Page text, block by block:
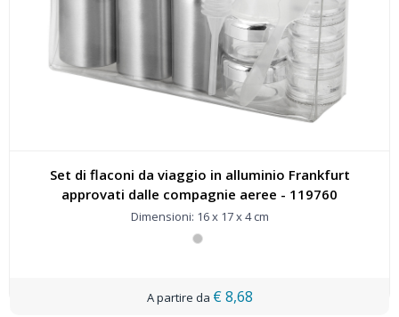
Set di flaconi da viaggio in alluminio Frankfurt
approvati dalle compagnie aeree - 119760
Dimensioni: 16 x 17 x 4 cm
€ 8,68